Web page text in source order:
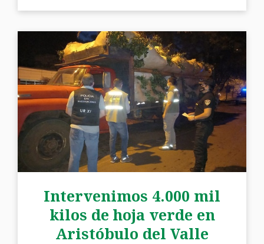
Intervenimos 4.000 mil
kilos de hoja verde en
Aristóbulo del Valle